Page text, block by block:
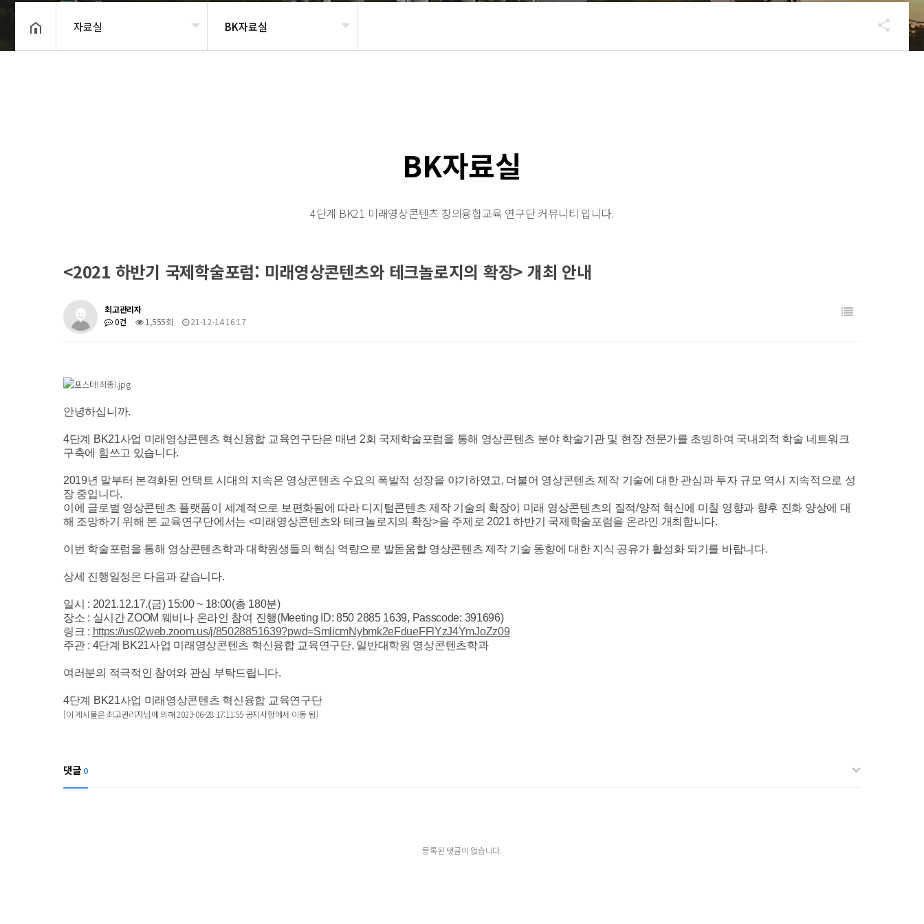
자료실 BK자료실
BK자료실
4단계 BK21 미래영상콘텐츠 창의융합교육 연구단 커뮤니티 입니다.
<2021 하반기 국제학술포럼: 미래영상콘텐츠와 테크놀로지의 확장> 개최 안내
최고관리자
0건
1,555회 21-12-14 16:17
안녕하십니까.
4단계 BK21사업 미래영상콘텐츠 혁신융합 교육연구단은 매년 2회 국제학술포럼을 통해 영상콘텐츠 분야 학술기관 및 현장 전문가를 초빙하여 국내외적 학술 네트워크
구축에 힘쓰고 있습니다.
2019년 말부터 본격화된 언택트 시대의 지속은 영상콘텐츠 수요의 폭발적 성장을 야기하였고, 더불어 영상콘텐츠 제작 기술에 대한 관심과 투자 규모 역시 지속적으로 성
장 중입니다.
이에 글로벌 영상콘텐츠 플랫폼이 세계적으로 보편화됨에 따라 디지털콘텐츠 제작 기술의 확장이 미래 영상콘텐츠의 질적/양적 혁신에 미칠 영향과 향후 진화 양상에 대
해 조망하기 위해 본 교육연구단에서는 <미래영상콘텐츠와 테크놀로지의 확장>을 주제로 2021 하반기 국제학술포럼을 온라인 개최합니다.
이번 학술포럼을 통해 영상콘텐츠학과 대학원생들의 핵심 역량으로 발돋움할 영상콘텐츠 제작 기술 동향에 대한 지식 공유가 활성화 되기를 바랍니다.
상세 진행일정은 다음과 같습니다.
일시 : 2021.12.17.(금) 15:00 ~ 18:00(총 180분)
장소 : 실시간 ZOOM 웨비나 온라인 참여 진행(Meeting ID: 850 2885 1639, Passcode: 391696)
링크 : https://us02web.zoom.us/j/85028851639?pwd=SmlicmNybmk2eFdueFFlYzJ4YmJoZz09
주관 : 4단계 BK21사업 미래영상콘텐츠 혁신융합 교육연구단, 일반대학원 영상콘텐츠학과
여러분의 적극적인 참여와 관심 부탁드립니다.
4단계 BK21사업 미래영상콘텐츠 혁신융합 교육연구단
[이 게시물은 최고관리자님에 의해 2023-06-28 17:11:55 공지사항에서 이동 됨]
댓글 0
등록된 댓글이 없습니다.